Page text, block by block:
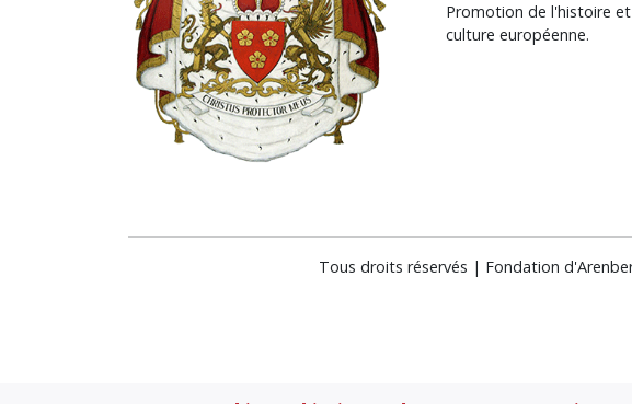
Promotion de l'histoire
culture européenne.
Tous droits réservés | Fondation